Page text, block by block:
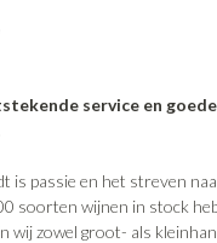
service en
is passie en het streven
soorten wijnen in stock
wij zowel groot- als